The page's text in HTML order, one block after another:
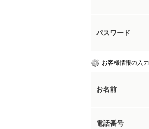
パスワード
お客様情報の入力
お名前
電話番号